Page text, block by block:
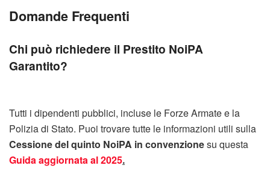
Domande Frequenti
Chi può richiedere il Prestito NoiPA
Garantito?
Tutti i dipendenti pubblici, incluse le Forze Armate e la
Polizia di Stato. Puoi trovare tutte le informazioni utili sulla
Cessione del quinto NoiPA in convenzionesu questa
Guida aggiornata al 2025.